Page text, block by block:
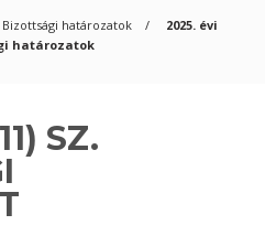
Bizottsági határozatok
2025. évi
határozatok
SZ.